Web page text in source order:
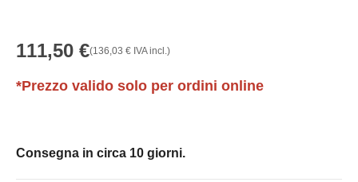
111,50 €(136,03 € IVA incl.)
*Prezzo valido solo per ordini online
Consegna in circa 10 giorni.